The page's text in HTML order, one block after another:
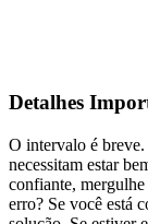
Detalhes
O intervalo é
necessitam estar
confiante,
erro? Se você está